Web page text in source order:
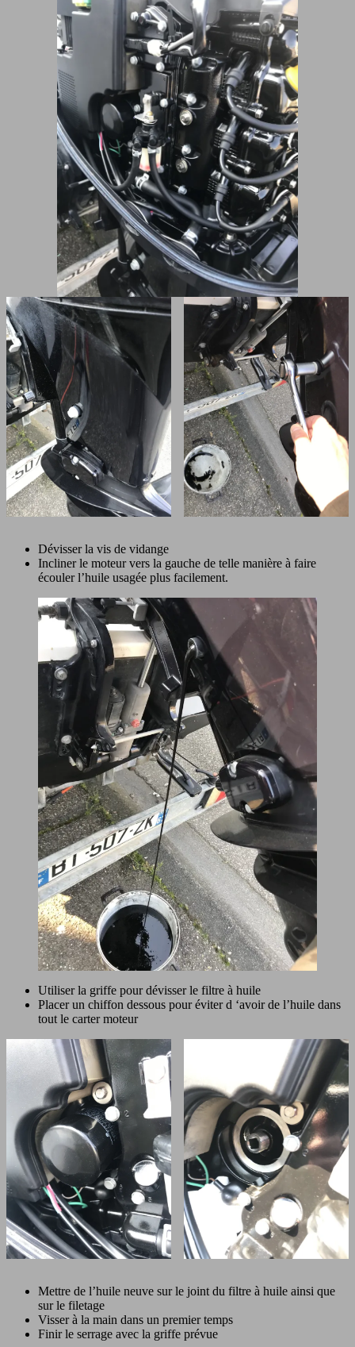
Dévisser la vis de vidange
Incliner le moteur vers la gauche de telle manière à faire
écouler l’huile usagée plus facilement.
Utiliser la griffe pour dévisser le filtre à huile
Placer un chiffon dessous pour éviter d ‘avoir de l’huile dans
tout le carter moteur
Mettre de l’huile neuve sur le joint du filtre à huile ainsi que
sur le filetage
Visser à la main dans un premier temps
Finir le serrage avec la griffe prévue